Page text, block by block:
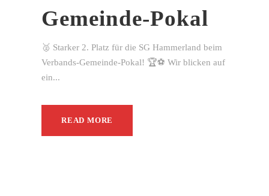
Gemeinde-Pokal
🥈 Starker 2. Platz für die SG Hammerland beim
Verbands-Gemeinde-Pokal! 🏆⚽ Wir blicken auf
ein...
READ MORE